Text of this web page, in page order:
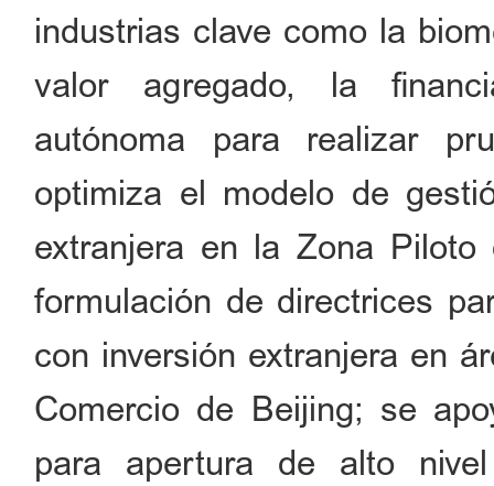
industrias clave como la
valor agregado, la
autónoma para realizar
optimiza el modelo de
extranjera en la Zona
formulación de directrices
con inversión extranjera en
Comercio de Beijing; se
para apertura de alto